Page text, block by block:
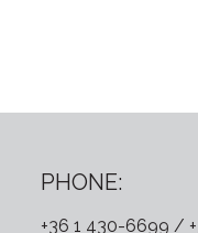
PHONE:
+36 1 430-6699 /